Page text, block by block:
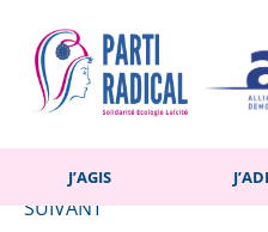
J’AGIS
ACCUEIL» ACTUALITÉS
CITOYEN FRANÇAIS LA DIGNITÉ
de
l’article
SUIVANT